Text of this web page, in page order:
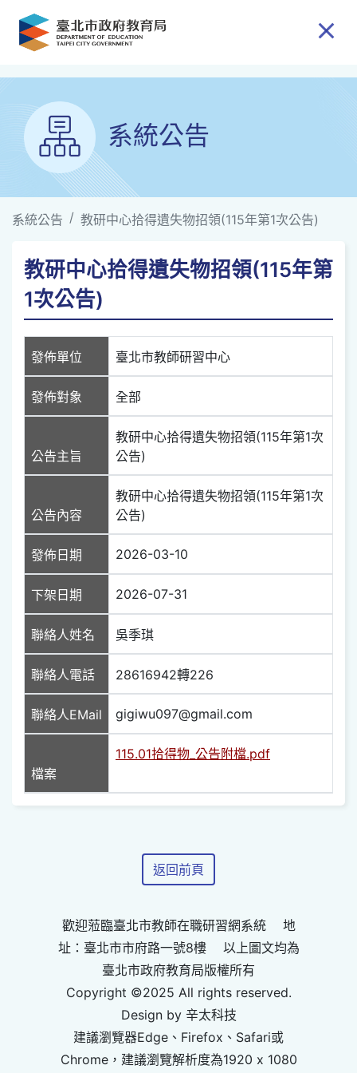
跳到主要內容
系統公告
系統公告 教研中心拾得遺失物招領(115年第1次公告)
教研中心拾得遺失物招領(115年第
1次公告)
發佈單位 臺北市教師研習中心
發佈對象 全部
公告主旨
教研中心拾得遺失物招領(115年第1次
公告)
公告內容
教研中心拾得遺失物招領(115年第1次
公告)
發佈日期 2026-03-10
下架日期 2026-07-31
聯絡人姓名 吳季琪
聯絡人電話 28616942轉226
聯絡人EMail gigiwu097@gmail.com
檔案
115.01拾得物_公告附檔.pdf
返回前頁
歡迎蒞臨臺北市教師在職研習網系統 地
址：臺北市市府路一號8樓 以上圖文均為
臺北市政府教育局版權所有
Copyright ©2025 All rights reserved.
Design by 辛太科技
建議瀏覽器Edge、Firefox、Safari或
Chrome，建議瀏覽解析度為1920 x 1080